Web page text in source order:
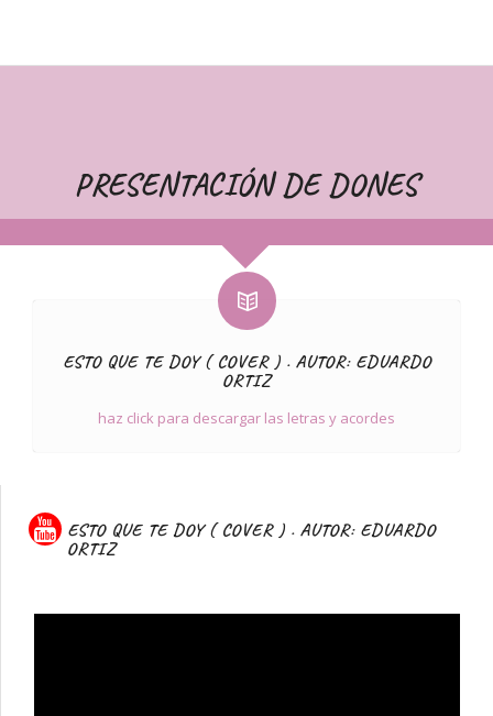
PRESENTACIÓN DE DONES
ESTO QUE TE DOY ( COVER ) . AUTOR: EDUARDO
ORTIZ
haz click para descargar las letras y acordes
ESTO QUE TE DOY ( COVER ) . AUTOR: EDUARDO
ORTIZ